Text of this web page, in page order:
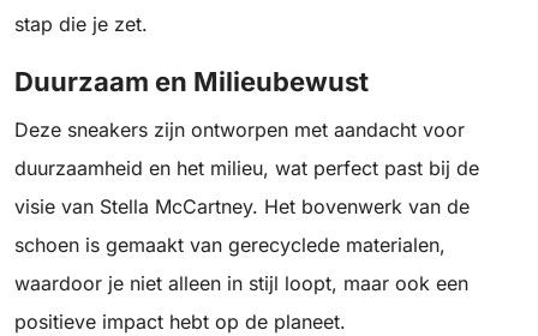
stap die je zet.
Duurzaam en Milieubewust
Deze sneakers zijn ontworpen met aandacht voor
duurzaamheid en het milieu, wat perfect past bij de
visie van Stella McCartney. Het bovenwerk van de
schoen is gemaakt van gerecyclede materialen,
waardoor je niet alleen in stijl loopt, maar ook een
positieve impact hebt op de planeet.